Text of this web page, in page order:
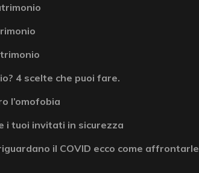
4 scelte che puoi fare.
l’omofobia
i tuoi invitati in sicurezza
il COVID ecco come affrontarle